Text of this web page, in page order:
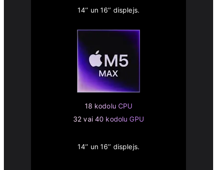
14’’ un 16’’ displejs.
18 kodolu CPU
32 vai 40 kodolu GPU
14’’ un 16’’ displejs.